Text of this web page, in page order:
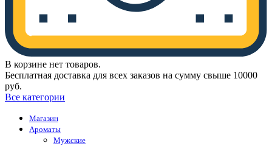
В корзине нет товаров.
Бесплатная доставка для всех заказов на сумму свыше 10000
руб.
Все категории
Магазин
Ароматы
Мужские